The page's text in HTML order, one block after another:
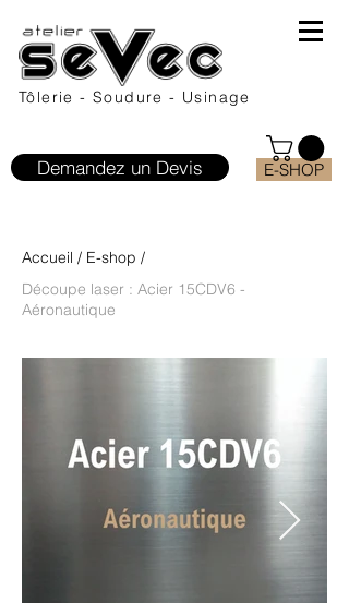
Tôlerie - Soudure - Usinage
E-SHOP
Demandez un Devis
Accueil / E-shop /
Découpe laser : Acier 15CDV6 -
Aéronautique